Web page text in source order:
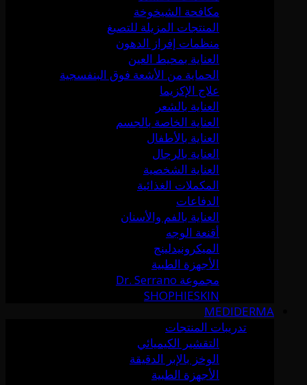
مكافحة الشيخوخة
المنتجات المزيلة للتصبغ
منظمات إفراز الدهون
العناية بمحيط العين
الحماية من الأشعة فوق البنفسجية
علاج الإكزيما
العناية بالشعر
العناية الخاصة بالجسم
العناية بالأطفال
العناية بالرجال
العناية الشخصية
المكملات الغذائية
الدفاعات
العناية بالفم والأسنان
أقنعة الوجه
الميكرونيدلينج
الأجهزة الطبية
مجموعة Dr. Serrano
SHOPHIESKIN
MEDIDERMA
تدريبات المنتجات
التقشير الكيميائي
الوخز بالإبر الدقيقة
الأجهزة الطبية